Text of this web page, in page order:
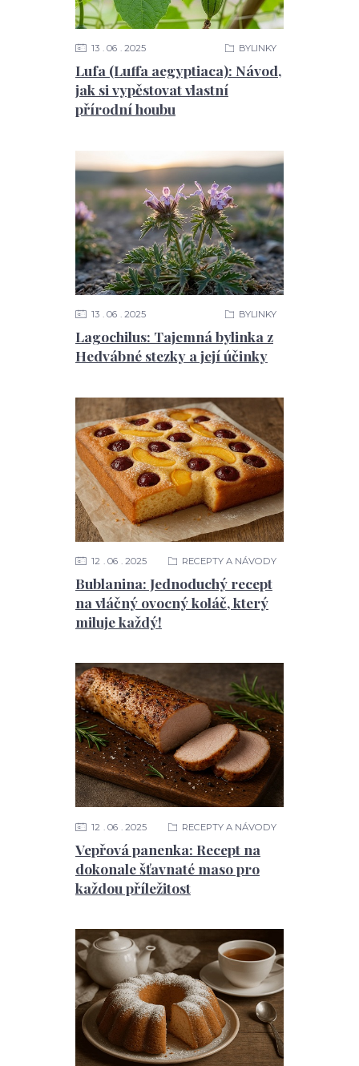
Lufa (Luffa aegyptiaca): Návod,
jak si vypěstovat vlastní
přírodní houbu
13 06 2025 BYLINKY
Lagochilus: Tajemná bylinka z
Hedvábné stezky a její účinky
13 06 2025 BYLINKY
Bublanina: Jednoduchý recept
na vláčný ovocný koláč, který
miluje každý!
12 06 2025 RECEPTY A NÁVODY
Vepřová panenka: Recept na
dokonale šťavnaté maso pro
každou příležitost
12 06 2025 RECEPTY A NÁVODY